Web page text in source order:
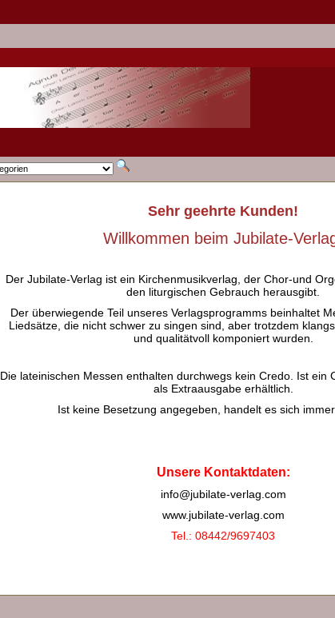
Sehr geehrte Kunden!
Willkommen beim Jubilate-
Der Jubilate-Verlag ist ein Kirchenmusikverlag, der Chor-und
den liturgischen Gebrauch herausgibt.
Der überwiegende Teil unseres Verlagsprogramms beinhaltet
Liedsätze, die nicht schwer zu singen sind, aber trotzdem
und qualitätvoll komponiert wurden.
Die lateinischen Messen enthalten durchwegs kein Credo. Ist ein
als Extraausgabe erhältlich.
Ist keine Besetzung angegeben, handelt es sich
Unsere Kontaktdaten:
info@jubilate-verlag.com
www.jubilate-verlag.com
Tel.: 08442/9697403